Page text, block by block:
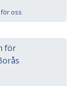
oss
för